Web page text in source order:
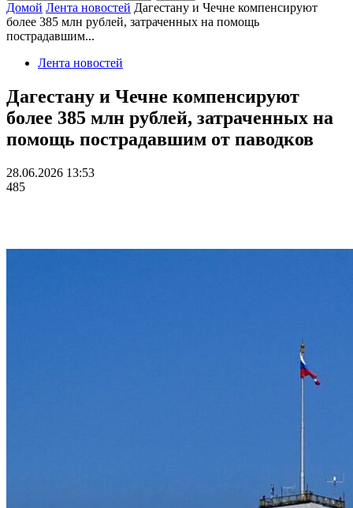
Домой Лента новостей Дагестану и Чечне компенсируют
более 385 млн рублей, затраченных на помощь
пострадавшим...
Лента новостей
Дагестану и Чечне компенсируют
более 385 млн рублей, затраченных на
помощь пострадавшим от паводков
28.06.2026 13:53
485